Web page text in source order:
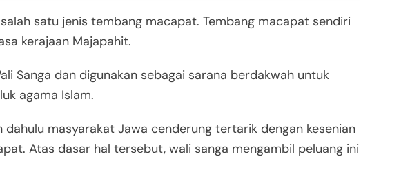
satu jenis tembang macapat. Tembang macapat sendiri
kerajaan Majapahit.
Sanga dan digunakan sebagai sarana berdakwah untuk
agama Islam.
dahulu masyarakat Jawa cenderung tertarik dengan kesenian
Atas dasar hal tersebut, wali sanga mengambil peluang ini